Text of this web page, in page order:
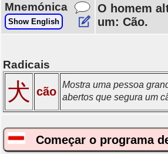
Mnemónica
Show English
O homem
um: Cão.
Radicais
犬 cão
Mostra uma pessoa
abertos que segura um
Começar o programa